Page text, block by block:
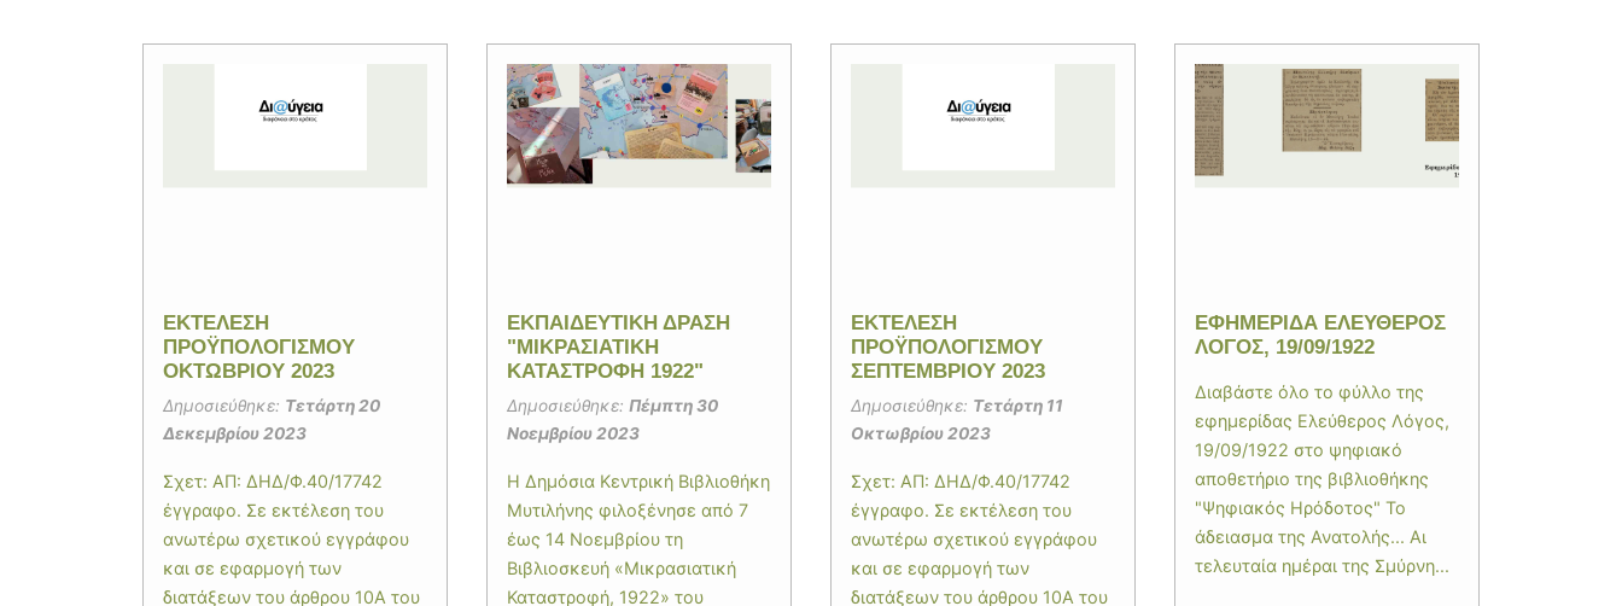
ΕΚΤΕΛΕΣΗ
ΠΡΟΫΠΟΛΟΓΙΣΜΟΥ
ΟΚΤΩΒΡΙΟΥ 2023
Δημοσιεύθηκε: Τετάρτη 20
Δεκεμβρίου 2023
Σχετ: ΑΠ: ΔΗΔ/Φ.40/17742
έγγραφο. Σε εκτέλεση του
ανωτέρω σχετικού εγγράφου
και σε εφαρμογή των
διατάξεων του άρθρου 10Α του
ΕΚΠΑΙΔΕΥΤΙΚΗ ΔΡΑΣΗ
"ΜΙΚΡΑΣΙΑΤΙΚΗ
ΚΑΤΑΣΤΡΟΦΗ 1922"
Δημοσιεύθηκε: Πέμπτη 30
Νοεμβρίου 2023
Η Δημόσια Κεντρική Βιβλιοθήκη
Μυτιλήνης φιλοξένησε από 7
έως 14 Νοεμβρίου τη
Βιβλιοσκευή «Μικρασιατική
Καταστροφή, 1922» του
ΕΚΤΕΛΕΣΗ
ΠΡΟΫΠΟΛΟΓΙΣΜΟΥ
ΣΕΠΤΕΜΒΡΙΟΥ 2023
Δημοσιεύθηκε: Τετάρτη 11
Οκτωβρίου 2023
Σχετ: ΑΠ: ΔΗΔ/Φ.40/17742
έγγραφο. Σε εκτέλεση του
ανωτέρω σχετικού εγγράφου
και σε εφαρμογή των
διατάξεων του άρθρου 10Α του
ΕΦΗΜΕΡΙΔΑ ΕΛΕΥΘΕΡΟΣ
ΛΟΓΟΣ, 19/09/1922
Διαβάστε όλο το φύλλο της
εφημερίδας Ελεύθερος Λόγος,
19/09/1922 στο ψηφιακό
αποθετήριο της βιβλιοθήκης
"Ψηφιακός Ηρόδοτος" Το
άδειασμα της Ανατολής... Αι
τελευταία ημέραι της Σμύρνη...